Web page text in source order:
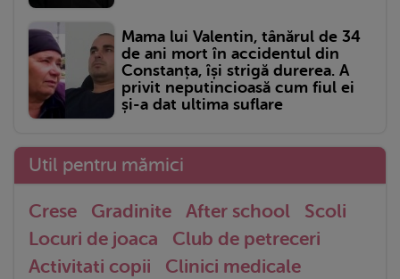
Mama lui Valentin, tânărul de 34
de ani mort în accidentul din
Constanța, își strigă durerea. A
privit neputincioasă cum fiul ei
și-a dat ultima suflare
Util pentru mămici
Crese Gradinite After school
Scoli
Locuri de joaca
Club de petreceri
Activitati copii
Clinici medicale